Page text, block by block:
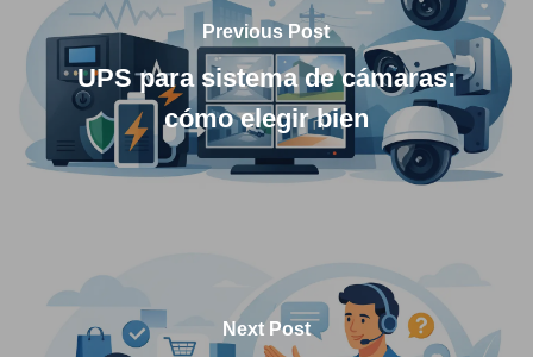
Previous Post
UPS para sistema de cámaras:
cómo elegir bien
Next Post